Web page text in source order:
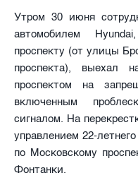
Утром 30 июня
автомобилем
проспекту (от улицы
проспекта), выехал
проспектом на
включенным
сигналом. На
управлением 22-
по Московскому
Фонтанки.